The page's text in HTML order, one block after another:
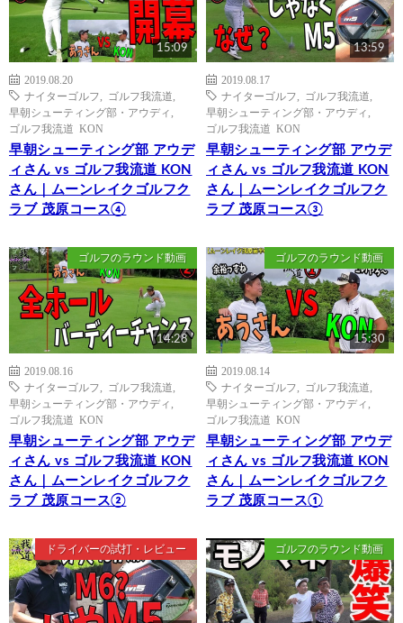
15:09
2019.08.20
ナイターゴルフ
ゴルフ我流道
早朝シューティング部・アウディ
ゴルフ我流道 KON
早朝シューティング部 アウデ
ィさん vs ゴルフ我流道 KON
さん｜ムーンレイクゴルフク
ラブ 茂原コース④
13:59
2019.08.17
ナイターゴルフ
ゴルフ我流道
早朝シューティング部・アウディ
ゴルフ我流道 KON
早朝シューティング部 アウデ
ィさん vs ゴルフ我流道 KON
さん｜ムーンレイクゴルフク
ラブ 茂原コース③
ゴルフのラウンド動画
14:28
2019.08.16
ナイターゴルフ
ゴルフ我流道
早朝シューティング部・アウディ
ゴルフ我流道 KON
早朝シューティング部 アウデ
ィさん vs ゴルフ我流道 KON
さん｜ムーンレイクゴルフク
ラブ 茂原コース②
ゴルフのラウンド動画
15:30
2019.08.14
ナイターゴルフ
ゴルフ我流道
早朝シューティング部・アウディ
ゴルフ我流道 KON
早朝シューティング部 アウデ
ィさん vs ゴルフ我流道 KON
さん｜ムーンレイクゴルフク
ラブ 茂原コース①
ドライバーの試打・レビュー ゴルフのラウンド動画